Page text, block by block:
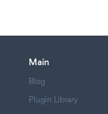
Main
Blog
Plugin Library